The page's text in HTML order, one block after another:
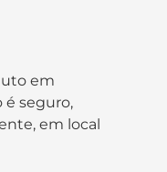
em
é seguro,
em local